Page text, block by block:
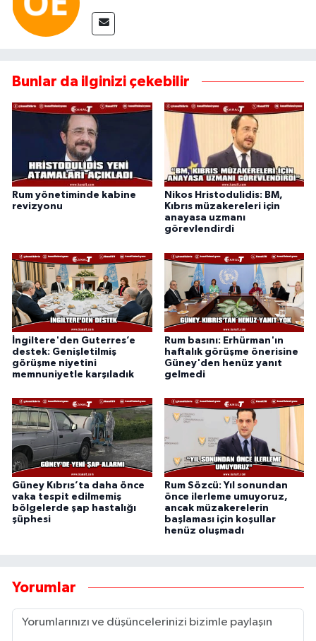
Bunlar da ilginizi çekebilir
Rum yönetiminde kabine
revizyonu
Nikos Hristodulidis: BM,
Kıbrıs müzakereleri için
anayasa uzmanı
görevlendirdi
İngiltere'den Guterres’e
destek: Genişletilmiş
görüşme niyetini
memnuniyetle karşıladık
Rum basını: Erhürman'ın
haftalık görüşme önerisine
Güney'den henüz yanıt
gelmedi
Güney Kıbrıs’ta daha önce
vaka tespit edilmemiş
bölgelerde şap hastalığı
şüphesi
Rum Sözcü: Yıl sonundan
önce ilerleme umuyoruz,
ancak müzakerelerin
başlaması için koşullar
henüz oluşmadı
Yorumlar